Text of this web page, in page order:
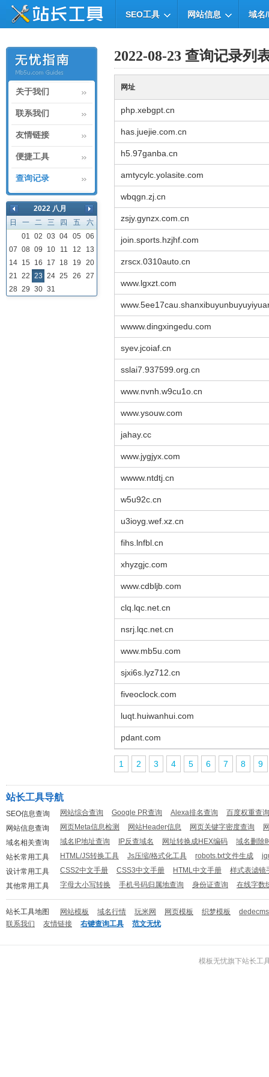
SEO工具 网站信息 域名
关于我们
联系我们
友情链接
便捷工具
查询记录
2022 八月
日
一 二 三 四 五
六
01 02 03 04 05
06
07 08 09 10 11 12
13
14
15 16 17 18 19
20
21 22 23 24 25 26
27
28 29 30 31
2022-08-23 查询记录列
网址
php.xebgpt.cn
has.juejie.com.cn
h5.97ganba.cn
amtycylc.yolasite.com
wbqgn.zj.cn
zsjy.gynzx.com.cn
join.sports.hzjhf.com
zrscx.0310auto.cn
www.lgxzt.com
wwww.dingxingedu.com
syev.jcoiaf.cn
sslai7.937599.org.cn
www.nvnh.w9cu1o.cn
www.ysouw.com
jahay.cc
www.jygjyx.com
wwww.ntdtj.cn
w5u92c.cn
u3ioyg.wef.xz.cn
fihs.lnfbl.cn
xhyzgjc.com
www.cdbljb.com
clq.lqc.net.cn
nsrj.lqc.net.cn
www.mb5u.com
sjxi6s.lyz712.cn
fiveoclock.com
luqt.huiwanhui.com
pdant.com
1 2 3 4 5 6 7 8 9
站长工具导航
SEO信息查询 网站综合查询 Google PR查询 Alexa排名查询
百度权重查询
网站信息查询
网页Meta信息检测 网站Header信息 网页关键字密度查询
域名相关查询
域名IP地址查询 IP反查域名 网址转换成HEX编码
域名删除
站长常用工具
HTML/JS转换工具 Js压缩/格式化工具 robots.txt文件生成
设计常用工具
CSS2中文手册 CSS3中文手册 HTML中文手册
样式表滤镜
其他常用工具
字母大小写转换 手机号码归属地查询 身份证查询 在线字数
站长工具地图 网站模板 域名行情 玩米网 网页模板 织梦模板
联系我们
友情链接 右键查询工具 范文无忧
模板无忧旗下站长工